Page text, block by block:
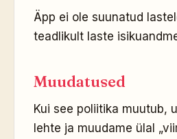
Äpp ei ole suunatud
teadlikult laste
Muudatused
Kui see poliitika muutub,
lehte ja muudame ülal